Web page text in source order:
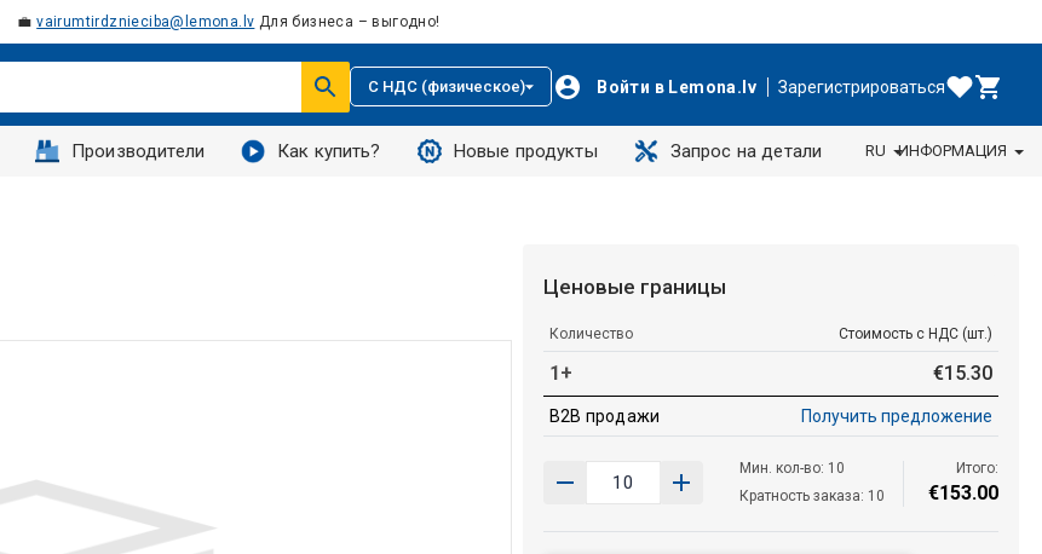
💼vairumtirdznieciba@lemona.lv Для бизнеса – выгодно!
С НДС (физическое) Войти в Lemona.lv Зарегистрироваться
Производители Как купить? Новые продукты Запрос на детали RU ИНФОРМАЦИЯ
Ценовые границы
Количество Стоимость с НДС (шт.)
1+ €15.30
B2B продажи Получить предложение
Мин. кол-во: 10
Кратность заказа: 10
Итого:
€153.00